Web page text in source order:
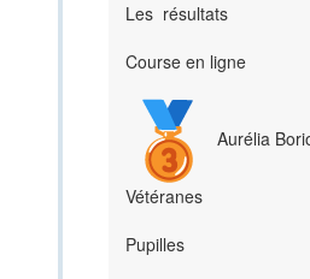
Les résultats
Course en ligne
Aurélia
Vétéranes
Pupilles